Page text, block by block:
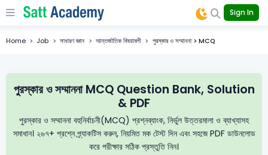
Sign In
Home Job সাধারণ জ্ঞান আন্তর্জাতিক বিষয়াবলী পুরস্কার ও সম্মাননা > MCQ
পুরস্কার ও সম্মাননা MCQ Question Bank, Solution
& PDF
পুরস্কার ও সম্মাননা বহুনির্বাচনী(MCQ) প্রশ্নব্যাংক, নির্ভুল উত্তরমালা ও ব্যাখ্যাসহ
সমাধান। ২৬৭+ প্রশ্নে প্র্যাকটিস করুন, নিয়মিত মক টেস্ট দিন এবং সহজে PDF ডাউনলোড
করে পরীক্ষার সঠিক প্রস্তুতি নিন।